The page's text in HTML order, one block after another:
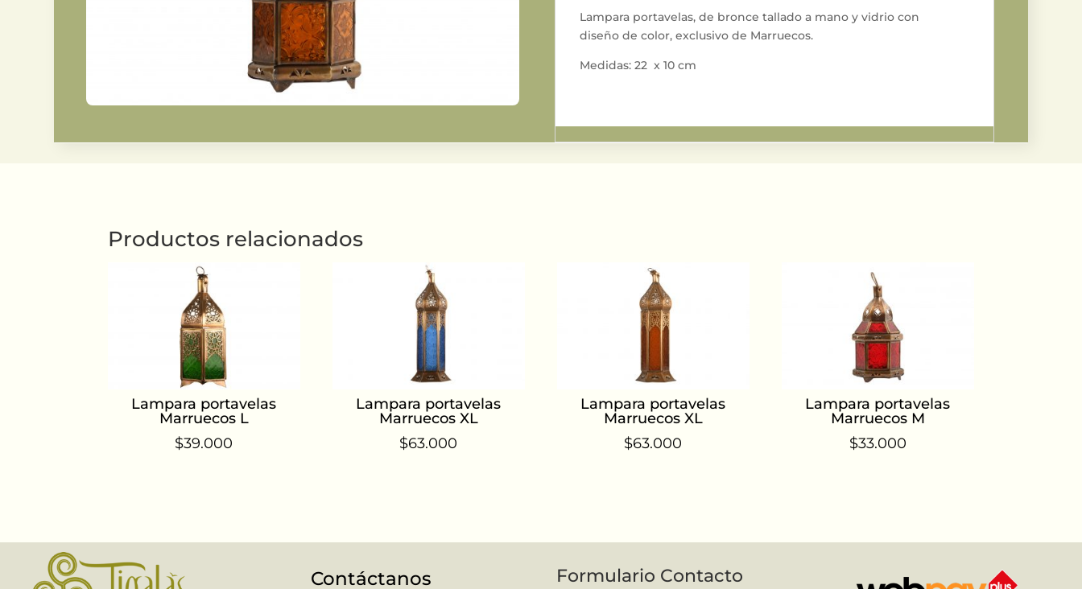
Lampara portavelas, de bronce tallado a mano y vidrio con
diseño de color, exclusivo de Marruecos.
Medidas: 22 x 10 cm
Productos relacionados
Lampara portavelas
Marruecos L
$39.000
Lampara portavelas
Marruecos XL
$63.000
Lampara portavelas
Marruecos XL
$63.000
Lampara portavelas
Marruecos M
$33.000
Contáctanos Formulario Contacto